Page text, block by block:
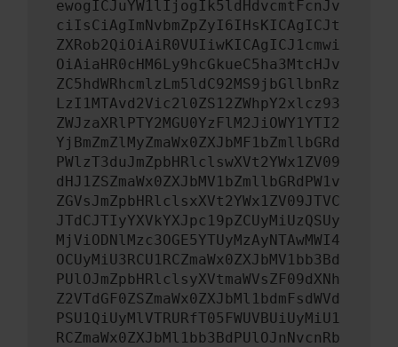
ewogICJuYW1lIjogIk5ldHdvcmtFcnJv
ciIsCiAgImNvbmZpZyI6IHsKICAgICJt
ZXRob2QiOiAiR0VUIiwKICAgICJ1cmwi
OiAiaHR0cHM6Ly9hcGkueC5ha3MtcHJv
ZC5hdWRhcmlzLm5ldC92MS9jbGllbnRz
LzI1MTAvd2Vic2l0ZS12ZWhpY2xlcz93
ZWJzaXRlPTY2MGU0YzFlM2JiOWY1YTI2
YjBmZmZlMyZmaWx0ZXJbMF1bZmllbGRd
PWlzT3duJmZpbHRlclswXVt2YWx1ZV09
dHJ1ZSZmaWx0ZXJbMV1bZmllbGRdPW1v
ZGVsJmZpbHRlclsxXVt2YWx1ZV09JTVC
JTdCJTIyYXVkYXJpc19pZCUyMiUzQSUy
MjViODNlMzc3OGE5YTUyMzAyNTAwMWI4
OCUyMiU3RCU1RCZmaWx0ZXJbMV1bb3Bd
PUlOJmZpbHRlclsyXVtmaWVsZF09dXNh
Z2VTdGF0ZSZmaWx0ZXJbMl1bdmFsdWVd
PSU1QiUyMlVTRURfT05FWUVBUiUyMiU1
RCZmaWx0ZXJbMl1bb3BdPUlOJnNvcnRb